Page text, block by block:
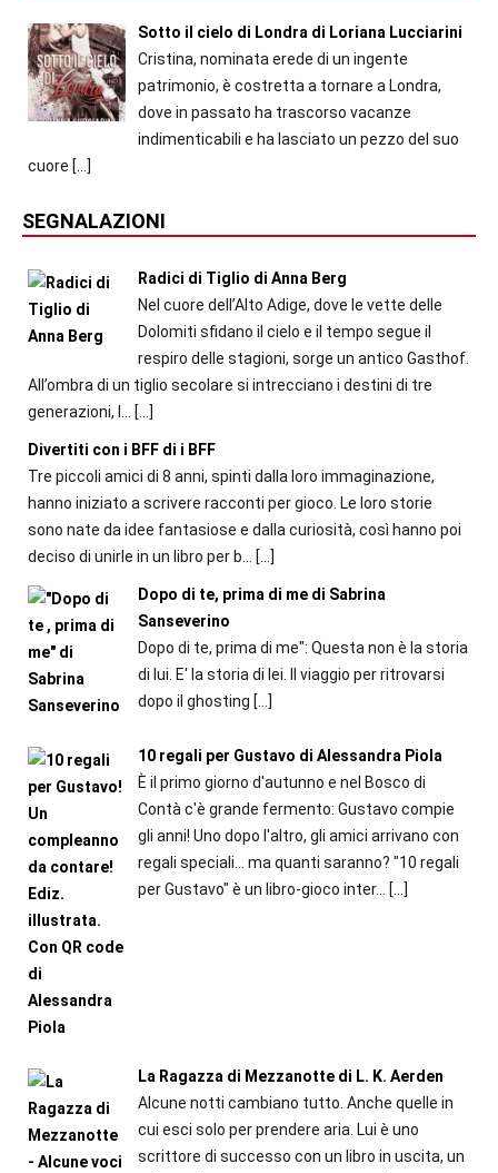
Sotto il cielo di Londra di Loriana Lucciarini
Cristina, nominata erede di un ingente
patrimonio, è costretta a tornare a Londra,
dove in passato ha trascorso vacanze
indimenticabili e ha lasciato un pezzo del suo
cuore […]
SEGNALAZIONI
Radici di Tiglio di Anna Berg
Nel cuore dell’Alto Adige, dove le vette delle
Dolomiti sfidano il cielo e il tempo segue il
respiro delle stagioni, sorge un antico Gasthof.
All’ombra di un tiglio secolare si intrecciano i destini di tre
generazioni, l...
[…]
Divertiti con i BFF di i BFF
Tre piccoli amici di 8 anni, spinti dalla loro immaginazione,
hanno iniziato a scrivere racconti per gioco. Le loro storie
sono nate da idee fantasiose e dalla curiosità, così hanno poi
deciso di unirle in un libro per b...
[…]
Dopo di te, prima di me di Sabrina
Sanseverino
Dopo di te, prima di me": Questa non è la storia
di lui. E' la storia di lei. Il viaggio per ritrovarsi
dopo il ghosting […]
10 regali per Gustavo di Alessandra Piola
È il primo giorno d'autunno e nel Bosco di
Contà c'è grande fermento: Gustavo compie
gli anni! Uno dopo l'altro, gli amici arrivano con
regali speciali... ma quanti saranno? "10 regali
per Gustavo" è un libro-gioco inter...
[…]
La Ragazza di Mezzanotte di L. K. Aerden
Alcune notti cambiano tutto. Anche quelle in
cui esci solo per prendere aria. Lui è uno
scrittore di successo con un libro in uscita, un